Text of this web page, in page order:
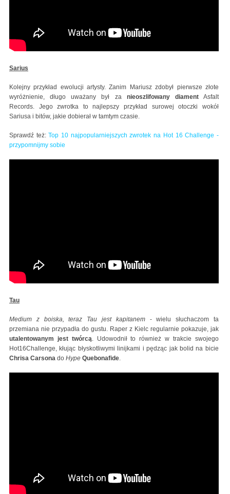
Sarius
Kolejny przykład ewolucji artysty. Zanim Mariusz zdobył pierwsze złote
wyróżnienie, długo uważany był za nieoszlifowany diamentAsfalt
Records. Jego zwrotka to najlepszy przykład surowej otoczki wokół
Sariusa i bitów, jakie dobierał w tamtym czasie.
Sprawdź też:Top 10 najpopularniejszych zwrotek na Hot 16 Challenge -
przypomnijmy sobie
Tau
Medium z boiska, teraz Tau jest kapitanem- wielu słuchaczom ta
przemiana nie przypadła do gustu. Raper z Kielc regularnie pokazuje, jak
utalentowanym jest twórcą. Udowodnił to również w trakcie swojego
Hot16Challenge, kłując błyskotliwymi linijkami i pędząc jak bolid na bicie
Chrisa Carsona do Hype Quebonafide.